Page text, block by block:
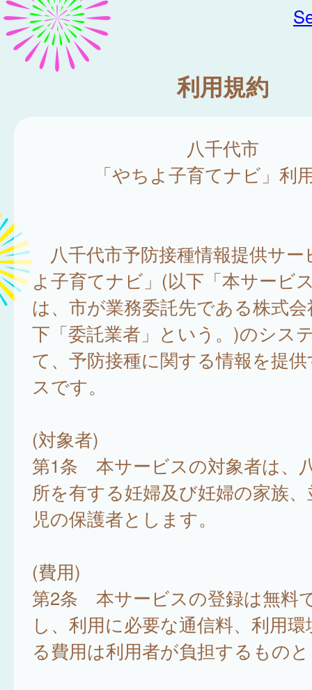
利用規約
八千代市
「やちよ子育てナビ」利
八千代市予防接種情報提供サー
よ子育てナビ」(以下「本サービ
は、市が業務委託先である株式
下「委託業者」という。)のシス
て、予防接種に関する情報を提
スです。
(対象者)
第1条 本サービスの対象者は、
所を有する妊婦及び妊婦の家族
児の保護者とします。
(費用)
第2条 本サービスの登録は無料
し、利用に必要な通信料、利用
る費用は利用者が負担するもの